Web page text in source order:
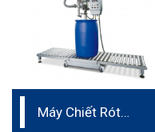
Máy Chiết Rót